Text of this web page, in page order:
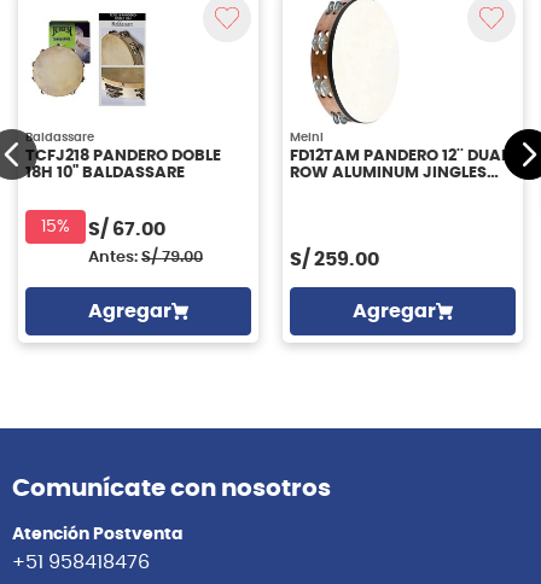
Baldassare
TCFJ218 PANDERO DOBLE
18H 10" BALDASSARE
15% S/ 67.00
Antes: S/ 79.00
Agregar
Meinl
FD12TAM PANDERO 12'' DUAL
ROW ALUMINUM JINGLES
S/ 259.00
Agregar
Comunícate con nosotros
Atención Postventa
+51 958418476